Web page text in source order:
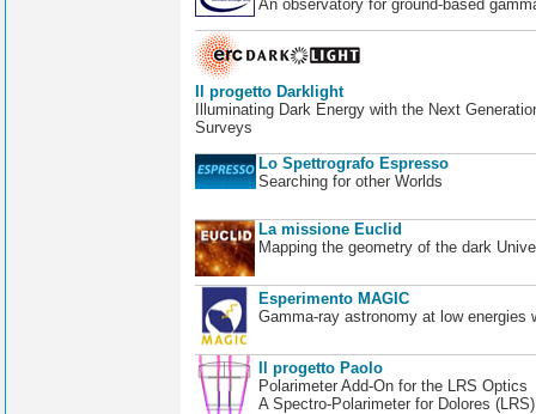
An observatory for ground-based
Il progetto Darklight
Illuminating Dark Energy with the Next
Surveys
Lo Spettrografo Espresso
Searching for other Worlds
La missione Euclid
Mapping the geometry of the dark
Esperimento MAGIC
Gamma-ray astronomy at low energies
Il progetto Paolo
Polarimeter Add-On for the LRS Optics
A Spectro-Polarimeter for Dolores